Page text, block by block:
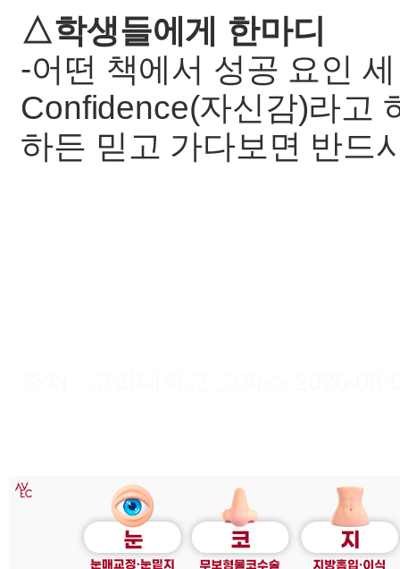
△학생들에게 한마디
-어떤 책에서 성공 요인
Confidence(자신감)라고
하든 믿고 가다보면 반드